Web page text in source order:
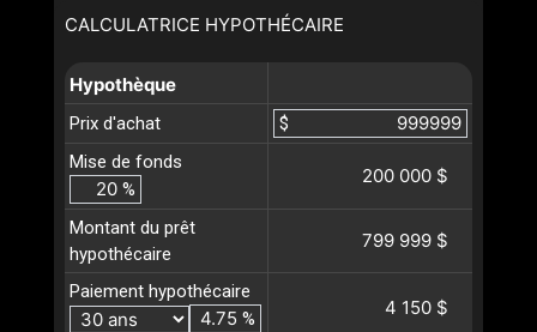
CALCULATRICE HYPOTHÉCAIRE
Hypothèque
Prix d'achat
$
Mise de fonds
%
200 000 $
Montant du prêt
hypothécaire
799 999 $
Paiement hypothécaire
%
4 150 $